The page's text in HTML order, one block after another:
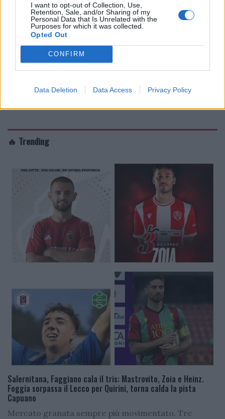
I want to opt-out of Collection, Use,
Retention, Sale, and/or Sharing of my
Personal Data that Is Unrelated with the
Purposes for which it was collected.
Opted Out
CONFIRM
Data Deletion Data Access Privacy Policy
🔥 Trending
Salernitana, Faggiano cala il tris: Mastrovito, Zoia e Heinz.
Foggia sorpassa il Lecco per Quirini, torna calda la pista
Capuano
Mercato granata sempre più movimentato. Tre